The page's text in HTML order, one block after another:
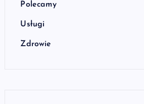
Polecamy
Usługi
Zdrowie